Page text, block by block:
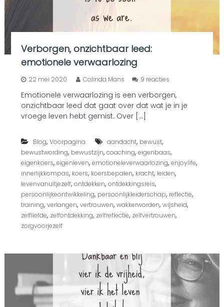
e
n
Verborgen, onzichtbaar leed:
emotionele verwaarlozing
22 mei 2020 Colinda Mans 9 reactieso
V
e
g
e
,
n
z
i
a
e
e
Emotionele verwaarlozing is een verborgen,
onzichtbaar leed dat gaat over dat wat je in je
vroege leven hebt gemist. Over […]
Blog, Voorpagina aandacht, bewust,
bewustwording, bewustzijn, coaching, eigenbaas,
eigenkoers, eigenleven, emotioneleverwaarlozing, enjoylife,
innerlijkkompas, koers, koersbepalen, kracht, leiden,
levenvanuitjezelf, ontdekken, ontdekkingsreis,
persoonlijkeontwikkeling, persoonlijkleiderschap, reflectie,
training, verlangen, vertrouwen, wakkerworden, wijsheid,
zelfliefde, zelfontdekking, zelfreflectie, zelfvertrouwen,
zorgvoorjezelf